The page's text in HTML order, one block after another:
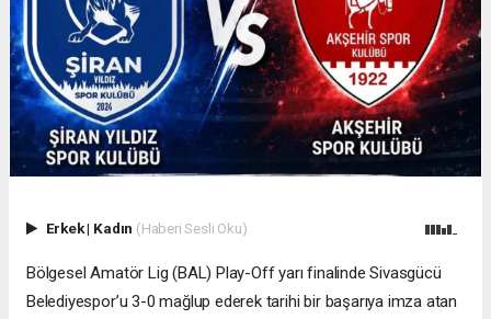
Erkek| Kadın (Haberi Sesli Oku)
Bölgesel Amatör Lig (BAL) Play-Off yarı finalinde Sivasgücü
Belediyespor’u 3-0 mağlup ederek tarihi bir başarıya imza atan